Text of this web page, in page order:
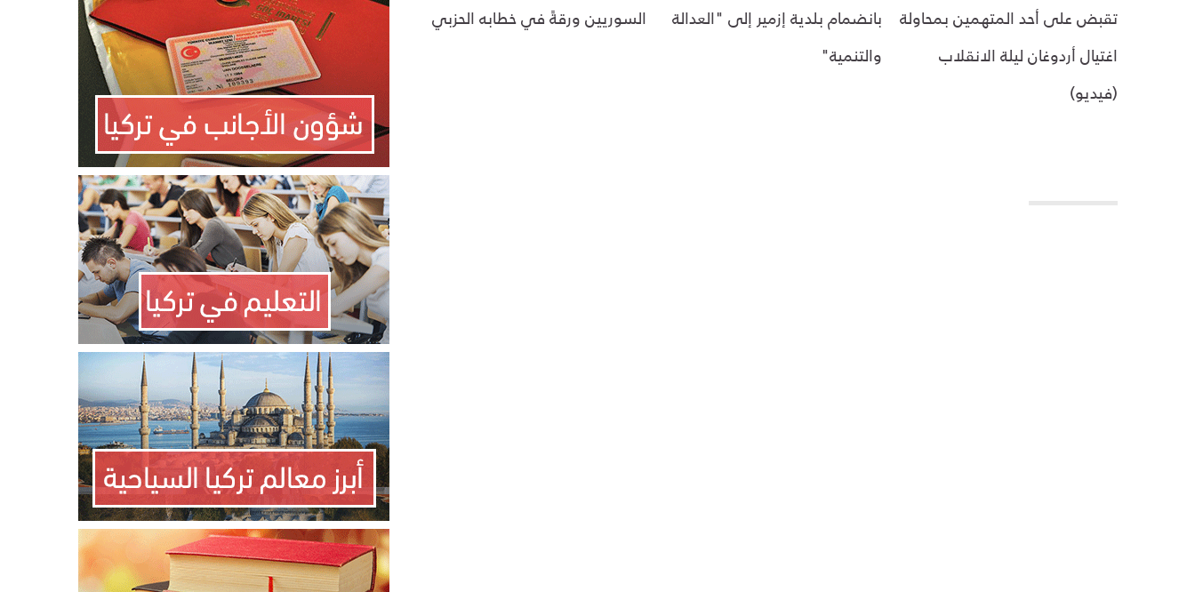
تقبض على أحد المتهمين بمحاولة
اغتيال أردوغان ليلة الانقلاب
(فيديو)
بانضمام بلدية إزمير إلى "العدالة
والتنمية"
السوريين ورقةً في خطابه الحزبي